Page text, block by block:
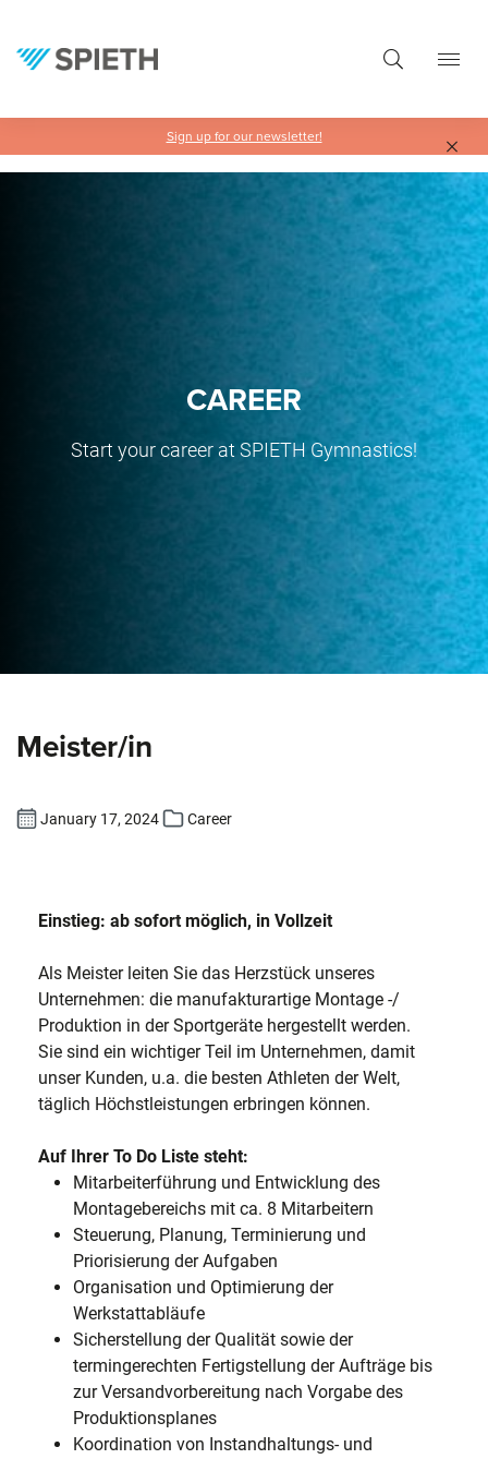
Sign up for our newsletter!
CAREER
Start your career at SPIETH Gymnastics!
Meister/in
January 17, 2024 Career
Einstieg: ab sofort möglich, in Vollzeit
Als Meister leiten Sie das Herzstück unseres
Unternehmen: die manufakturartige Montage -/
Produktion in der Sportgeräte hergestellt werden.
Sie sind ein wichtiger Teil im Unternehmen, damit
unser Kunden, u.a. die besten Athleten der Welt,
täglich Höchstleistungen erbringen können.
Auf Ihrer To Do Liste steht:
Mitarbeiterführung und Entwicklung des
Montagebereichs mit ca. 8 Mitarbeitern
Steuerung, Planung, Terminierung und
Priorisierung der Aufgaben
Organisation und Optimierung der
Werkstattabläufe
Sicherstellung der Qualität sowie der
termingerechten Fertigstellung der Aufträge bis
zur Versandvorbereitung nach Vorgabe des
Produktionsplanes
Koordination von Instandhaltungs- und